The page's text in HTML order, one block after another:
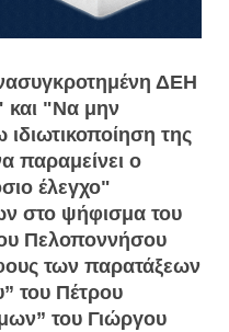
ΔΕΗ
και "Να μην
της
παραμείνει ο
έλεγχο"
στο ψήφισμα του
Πελοποννήσου
των παρατάξεων
του Πέτρου
του Γιώργου